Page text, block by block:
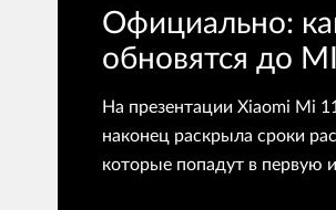
Официально:
обновятся до
На презентации Xiaomi Mi
наконец раскрыла сроки
которые попадут в первую